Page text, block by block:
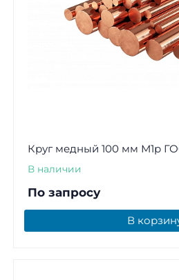
Круг медный 100 мм М1р
В наличии
По запросу
В